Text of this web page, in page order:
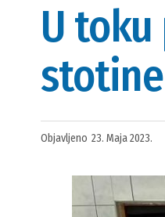
U
Objavljeno 23. Maja 2023.